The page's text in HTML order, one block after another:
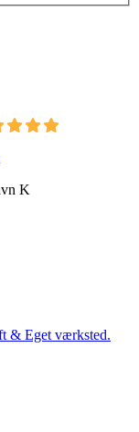
K
& Eget værksted.